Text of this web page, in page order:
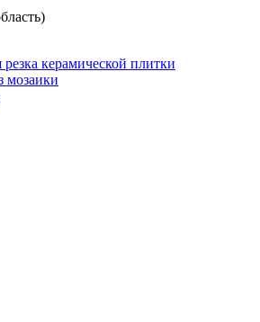
керамической плитки
мозаики